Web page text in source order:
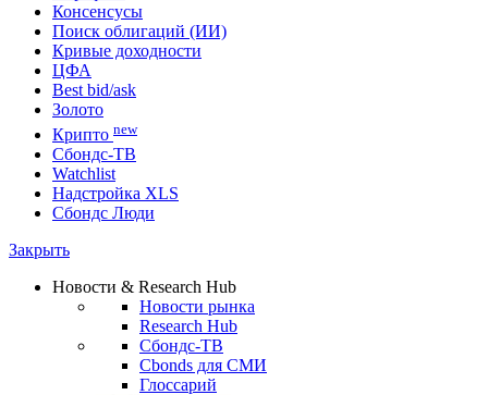
Консенсусы
Поиск облигаций (ИИ)
Кривые доходности
ЦФА
Best bid/ask
Золото
Крипто new
Сбондс-ТВ
Watchlist
Надстройка XLS
Сбондс Люди
Закрыть
Новости & Research Hub
Новости рынка
Research Hub
Сбондс-ТВ
Cbonds для СМИ
Глоссарий